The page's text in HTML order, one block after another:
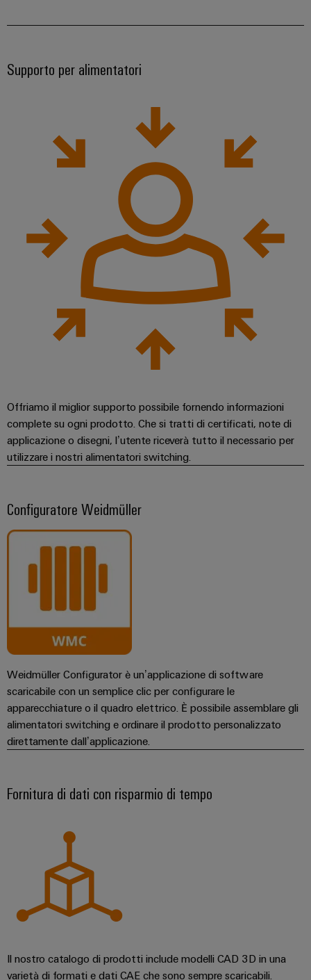
Supporto per alimentatori
Offriamo il miglior supporto possibile fornendo informazioni
complete su ogni prodotto. Che si tratti di certificati, note di
applicazione o disegni, l’utente riceverà tutto il necessario per
utilizzare i nostri alimentatori switching.
Configuratore Weidmüller
Weidmüller Configurator è un’applicazione di software
scaricabile con un semplice clic per configurare le
apparecchiature o il quadro elettrico. È possibile assemblare gli
alimentatori switching e ordinare il prodotto personalizzato
direttamente dall’applicazione.
Fornitura di dati con risparmio di tempo
Il nostro catalogo di prodotti include modelli CAD 3D in una
varietà di formati e dati CAE che sono sempre scaricabili.